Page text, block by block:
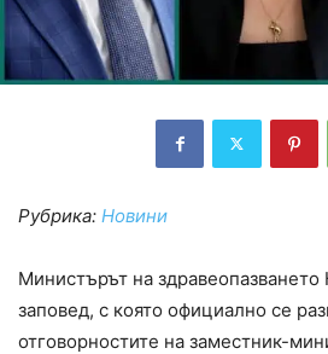
Рубрика: Новини
Министърът на здравеопазването
заповед, с която официално се
отговорностите на заместник-